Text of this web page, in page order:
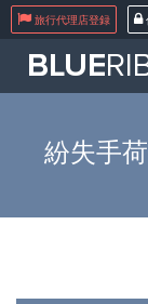
旅行代理店登録
BLUE
紛失手